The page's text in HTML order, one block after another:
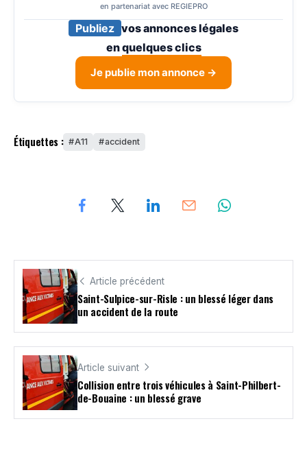
en partenariat avec REGIEPRO
Publiez vos annonces légales
enquelques clics
Je publie mon annonce →
Étiquettes : A11 accident
Article précédent
Saint-Sulpice-sur-Risle : un blessé léger dans
un accident de la route
Article suivant
Collision entre trois véhicules à Saint-Philbert-
de-Bouaine : un blessé grave